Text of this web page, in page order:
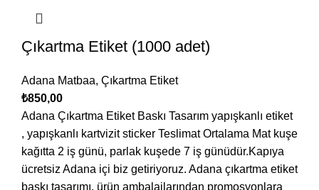
Çıkartma Etiket (1000 adet)
Adana Matbaa, Çıkartma Etiket
₺850,00
Adana Çıkartma Etiket Baskı Tasarım yapışkanlı etiket
, yapışkanlı kartvizit sticker Teslimat Ortalama Mat kuşe
kağıtta 2 iş günü, parlak kuşede 7 iş günüdür.Kapıya
ücretsiz Adana içi biz getiriyoruz. Adana çıkartma etiket
baskı tasarımı, ürün ambalajlarından promosyonlara